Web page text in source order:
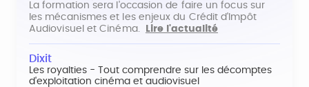
La formation sera l'occasion de faire un focus sur
les mécanismes et les enjeux du Crédit d'Impôt
Audiovisuel et Cinéma.
Lire l'actualité
Dixit
Les royalties - Tout comprendre sur les décomptes
d'exploitation cinéma et audiovisuel